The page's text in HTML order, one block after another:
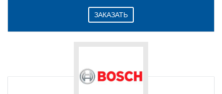
ЗАКАЗАТЬ